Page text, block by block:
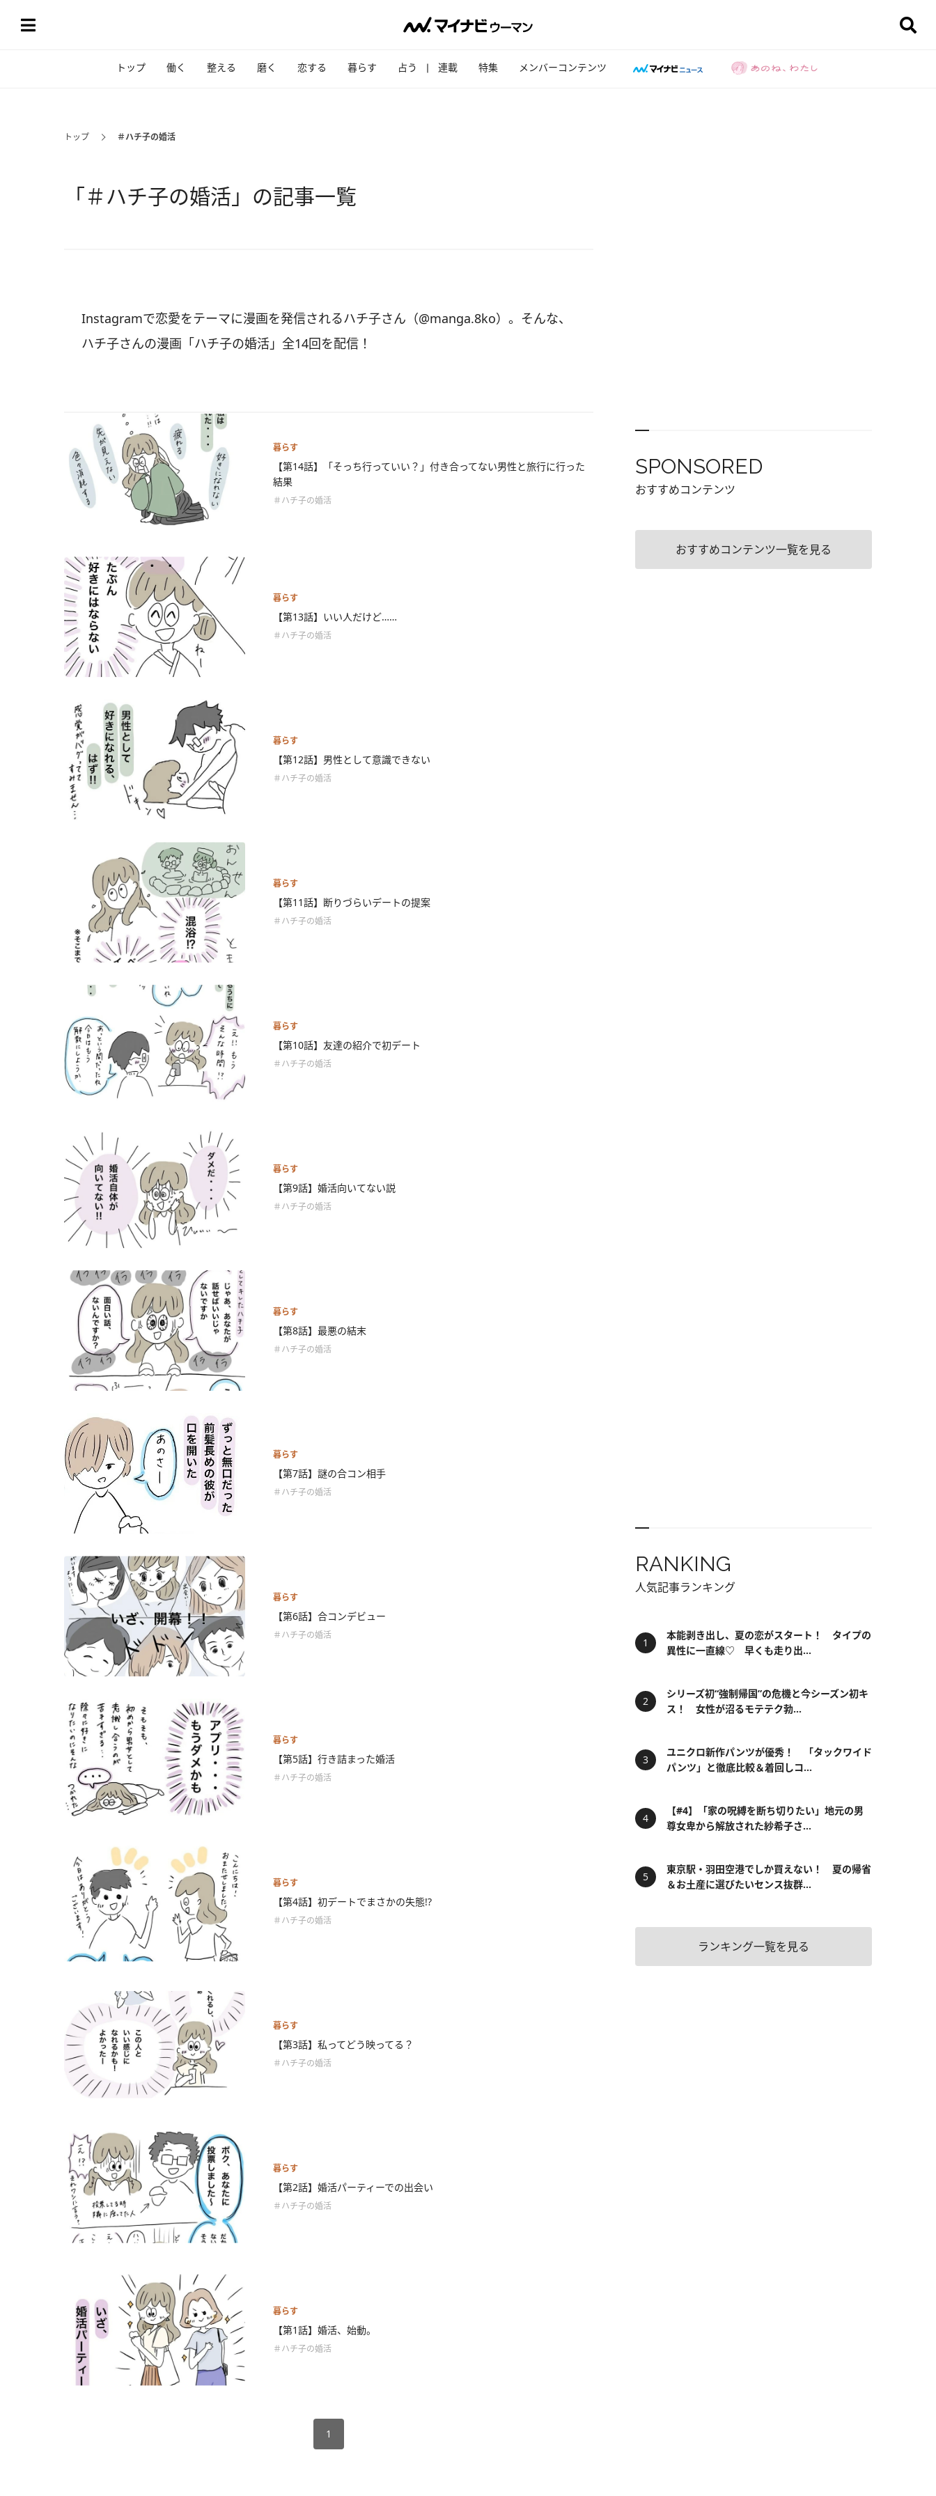
トップ 働く 整える 磨く 恋する 暮らす 占う 連載 特集 メンバーコンテンツ
トップ ＃ハチ子の婚活
「＃ハチ子の婚活」の記事一覧
Instagramで恋愛をテーマに漫画を発信されるハチ子さん（@manga.8ko）。そんな、
ハチ子さんの漫画「ハチ子の婚活」全14回を配信！
暮らす
【第14話】「そっち行っていい？」付き合ってない男性と旅行に行った
結果
＃ハチ子の婚活
暮らす
【第13話】いい人だけど……
＃ハチ子の婚活
暮らす
【第12話】男性として意識できない
＃ハチ子の婚活
暮らす
【第11話】断りづらいデートの提案
＃ハチ子の婚活
暮らす
【第10話】友達の紹介で初デート
＃ハチ子の婚活
暮らす
【第9話】婚活向いてない説
＃ハチ子の婚活
暮らす
【第8話】最悪の結末
＃ハチ子の婚活
暮らす
【第7話】謎の合コン相手
＃ハチ子の婚活
暮らす
【第6話】合コンデビュー
＃ハチ子の婚活
暮らす
【第5話】行き詰まった婚活
＃ハチ子の婚活
暮らす
【第4話】初デートでまさかの失態!?
＃ハチ子の婚活
暮らす
【第3話】私ってどう映ってる？
＃ハチ子の婚活
暮らす
【第2話】婚活パーティーでの出会い
＃ハチ子の婚活
暮らす
【第1話】婚活、始動。
＃ハチ子の婚活
1
SPONSORED
おすすめコンテンツ
おすすめコンテンツ一覧を見る
RANKING
人気記事ランキング
本能剥き出し、夏の恋がスタート！ タイプの
異性に一直線♡ 早くも走り出...
シリーズ初“強制帰国”の危機と今シーズン初キ
ス！ 女性が沼るモテテク勃...
ユニクロ新作パンツが優秀！ 「タックワイド
パンツ」と徹底比較＆着回しコ...
【#4】「家の呪縛を断ち切りたい」地元の男
尊女卑から解放された紗希子さ...
東京駅・羽田空港でしか買えない！ 夏の帰省
＆お土産に選びたいセンス抜群...
ランキング一覧を見る